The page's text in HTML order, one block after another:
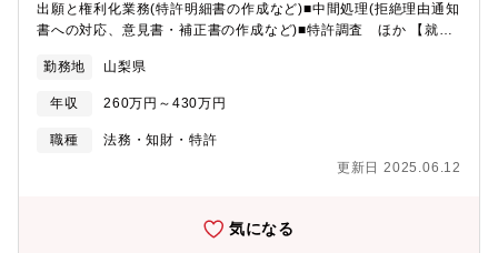
出願と権利化業務(特許明細書の作成など)■中間処理(拒絶理由通知
書への対応、意見書・補正書の作成など)■特許調査 ほか 【就業
プライベートの時間をしっかりと分ける事が可能となります。株
式会社ミラプログループとして、本社近くの企業型保育施設、単
身・世帯用の寮を利用可能な場合もありますので、お気軽にご相
談ください 。
勤務地 山梨県
年収 260万円～430万円
職種
法務・知財・特許
更新日 2025.06.12
気になる